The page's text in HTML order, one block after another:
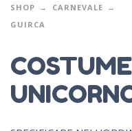
SHOP
CARNEVALE
GUIRCA